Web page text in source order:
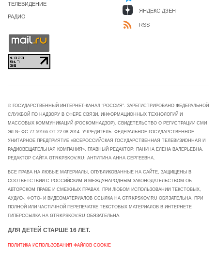
ТЕЛЕВИДЕНИЕ
РАДИО
ЯНДЕКС ДЗЕН
RSS
© ГОСУДАРСТВЕННЫЙ ИНТЕРНЕТ-КАНАЛ "РОССИЯ". ЗАРЕГИСТРИРОВАНО ФЕДЕРАЛЬНОЙ
СЛУЖБОЙ ПО НАДЗОРУ В СФЕРЕ СВЯЗИ, ИНФОРМАЦИОННЫХ ТЕХНОЛОГИЙ И
МАССОВЫХ КОММУНИКАЦИЙ (РОСКОМНАДЗОР). СВИДЕТЕЛЬСТВО О РЕГИСТРАЦИИ СМИ
ЭЛ № ФС 77-59166 ОТ 22.08.2014. УЧРЕДИТЕЛЬ: ФЕДЕРАЛЬНОЕ ГОСУДАРСТВЕННОЕ
УНИТАРНОЕ ПРЕДПРИЯТИЕ «ВСЕРОССИЙСКАЯ ГОСУДАРСТВЕННАЯ ТЕЛЕВИЗИОННАЯ И
РАДИОВЕЩАТЕЛЬНАЯ КОМПАНИЯ». ГЛАВНЫЙ РЕДАКТОР: ПАНИНА ЕЛЕНА ВАЛЕРЬЕВНА.
РЕДАКТОР САЙТА GTRKPSKOV.RU: АНТИПИНА АННА СЕРГЕЕВНА.
ВСЕ ПРАВА НА ЛЮБЫЕ МАТЕРИАЛЫ, ОПУБЛИКОВАННЫЕ НА САЙТЕ, ЗАЩИЩЕНЫ В
СООТВЕТСТВИИ С РОССИЙСКИМ И МЕЖДУНАРОДНЫМ ЗАКОНОДАТЕЛЬСТВОМ ОБ
АВТОРСКОМ ПРАВЕ И СМЕЖНЫХ ПРАВАХ. ПРИ ЛЮБОМ ИСПОЛЬЗОВАНИИ ТЕКСТОВЫХ,
АУДИО-, ФОТО- И ВИДЕОМАТЕРИАЛОВ ССЫЛКА НА GTRKPSKOV.RU ОБЯЗАТЕЛЬНА. ПРИ
ПОЛНОЙ ИЛИ ЧАСТИЧНОЙ ПЕРЕПЕЧАТКЕ ТЕКСТОВЫХ МАТЕРИАЛОВ В ИНТЕРНЕТЕ
ГИПЕРССЫЛКА НА GTRKPSKOV.RU ОБЯЗАТЕЛЬНА.
ДЛЯ ДЕТЕЙ СТАРШЕ 16 ЛЕТ.
ПОЛИТИКА ИСПОЛЬЗОВАНИЯ ФАЙЛОВ COOKIE